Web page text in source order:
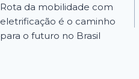
Rota da mobilidade com
eletrificação é o caminho
para o futuro no Brasil